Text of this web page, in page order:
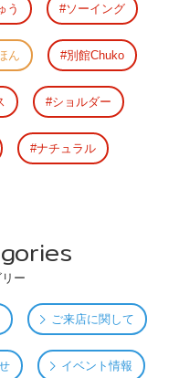
う ソーイング
ん 別館Chuko
ショルダー
ナチュラル
ー
ご来店に関して
イベント情報